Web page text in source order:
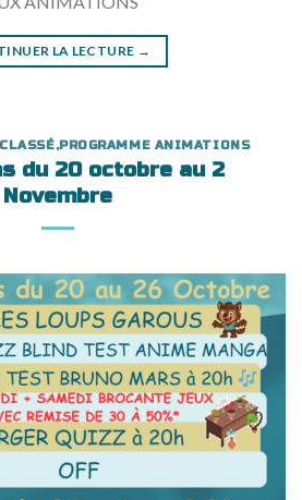
LA LECTURE →
,PROGRAMME ANIMATIONS
du 20 octobre au 2
Novembre